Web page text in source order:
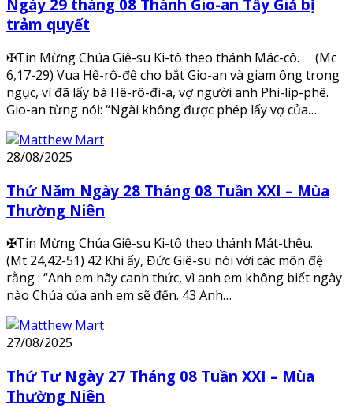
Ngày 29 tháng 08 Thánh Gio-an Tẩy Giả bị
trảm quyết
✠Tin Mừng Chúa Giê-su Ki-tô theo thánh Mác-cô. (Mc
6,17-29) Vua Hê-rô-đê cho bắt Gio-an và giam ông trong
ngục, vì đã lấy bà Hê-rô-đi-a, vợ người anh Phi-líp-phê.
Gio-an từng nói: “Ngài không được phép lấy vợ của…
28/08/2025
Thứ Năm Ngày 28 Tháng 08 Tuần XXI – Mùa
Thường Niên
✠Tin Mừng Chúa Giê-su Ki-tô theo thánh Mát-thêu.
(Mt 24,42-51) 42 Khi ấy, Đức Giê-su nói với các môn đệ
rằng : “Anh em hãy canh thức, vì anh em không biết ngày
nào Chúa của anh em sẽ đến. 43 Anh…
27/08/2025
Thứ Tư Ngày 27 Tháng 08 Tuần XXI – Mùa
Thường Niên